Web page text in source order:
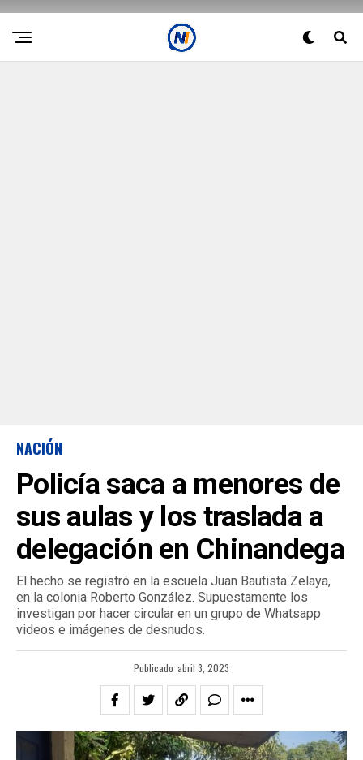
NACIÓN
Policía saca a menores de
sus aulas y los traslada a
delegación en Chinandega
El hecho se registró en la escuela Juan Bautista Zelaya,
en la colonia Roberto González. Supuestamente los
investigan por hacer circular en un grupo de Whatsapp
videos e imágenes de desnudos.
Publicado abril 3, 2023